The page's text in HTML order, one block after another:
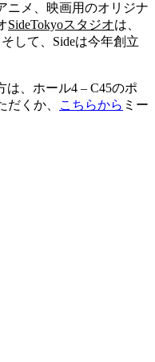
ニメ、映画用のオリジナ
SideTokyoスタジオは、
して、Sideは今年創立
、ホール4 – C45のポ
くか、
こちらから ミー